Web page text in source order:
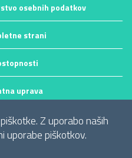
Z uporabo naših
uporabe piškotkov.
osebnih podatkov
strani
uprava
/ EZTS GO
Web Agency.